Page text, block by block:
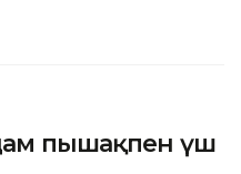
пышақпен үш